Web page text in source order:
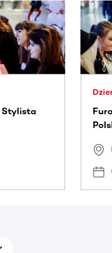
w poziomie. Użyj
Stylista